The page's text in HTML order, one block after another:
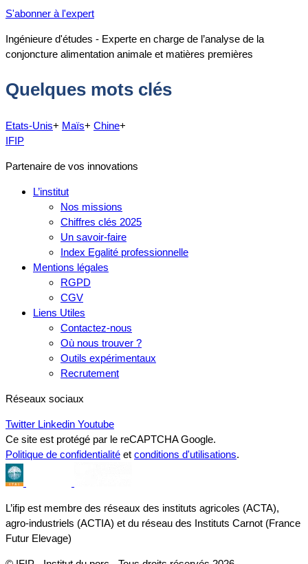
S'abonner à l'expert
Ingénieure d'études - Experte en charge de l’analyse de la
conjoncture alimentation animale et matières premières
Quelques mots clés
Etats-Unis+ Maïs+ Chine+
IFIP
Partenaire de vos innovations
L’institut
Nos missions
Chiffres clés 2025
Un savoir-faire
Index Egalité professionnelle
Mentions légales
RGPD
CGV
Liens Utiles
Contactez-nous
Où nous trouver ?
Outils expérimentaux
Recrutement
Réseaux sociaux
Twitter Linkedin Youtube
Ce site est protégé par le reCAPTCHA Google.
Politique de confidentialité et conditions d'utilisations.
L’ifip est membre des réseaux des instituts agricoles (ACTA),
agro-industriels (ACTIA) et du réseau des Instituts Carnot (France
Futur Elevage)